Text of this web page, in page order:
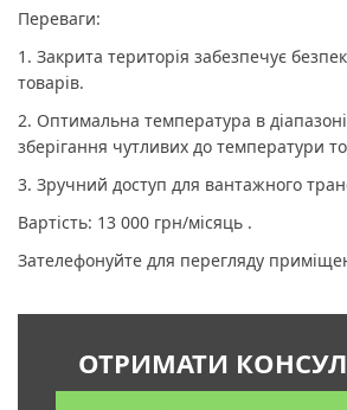
Переваги:
1. Закрита територія забезпечує
товарів.
2. Оптимальна температура в діапазоні
зберігання чутливих до температури
3. Зручний доступ для вантажного
Вартість: 13 000 грн/місяць .
Зателефонуйте для перегляду
ОТРИМАТИ